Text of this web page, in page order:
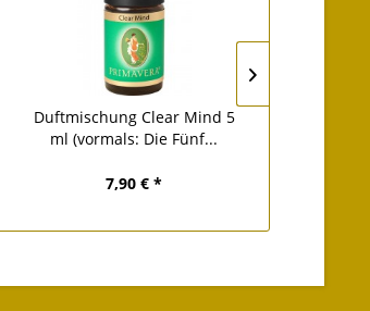
Duftmischung Clear Mind 5
ml (vormals: Die Fünf...
7,90 € *